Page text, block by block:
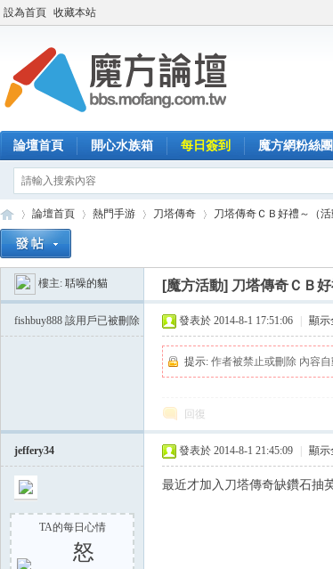
設為首頁 收藏本站
論壇首頁 開心水族箱 每日簽到 魔方網粉絲團
方
»
論壇首頁 熱門手游 刀塔傳奇
›
刀塔傳奇ＣＢ好禮～（活
樓主: 聒噪的貓 [魔方活動] 刀塔傳奇ＣＢ
fishbuy888 該用戶已被刪除 發表於 2014-8-1 17:51:06 顯示
提示: 作者被禁止或刪除 內容
回復
jeffery34
TA的每日心情
怒
發表於 2014-8-1 21:45:09 顯示
最近才加入刀塔傳奇缺鑽石抽